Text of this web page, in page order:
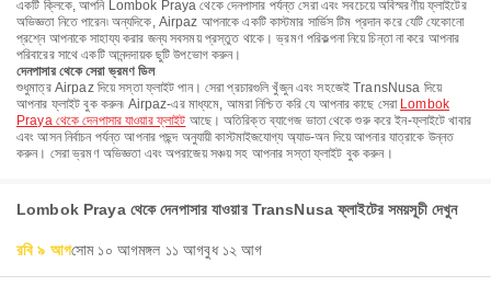
একটি ক্লিকে, আপনি Lombok Praya থেকে দেনপাসার পর্যন্ত সেরা এবং সবচেয়ে অবিস্মরণীয় ফ্লাইটের
অভিজ্ঞতা নিতে পারেন৷ অন্যদিকে, Airpaz আপনাকে একটি কাস্টমার সার্ভিস টিম প্রদান করে যেটি যেকোনো
প্রশ্নে আপনাকে সাহায্য করার জন্য সবসময় প্রস্তুত থাকে। ভ্রমণ পরিকল্পনা নিয়ে চিন্তা না করে আপনার
পরিবারের সাথে একটি আনন্দদায়ক ছুটি উপভোগ করুন।
দেনপাসার থেকে সেরা ভ্রমণ ডিল
শুধুমাত্র Airpaz দিয়ে সস্তা ফ্লাইট পান। সেরা প্রচারগুলি খুঁজুন এবং সহজেই TransNusa দিয়ে
আপনার ফ্লাইট বুক করুন৷ Airpaz-এর মাধ্যমে, আমরা নিশ্চিত করি যে আপনার কাছে সেরা Lombok
Praya থেকে দেনপাসার যাওয়ার ফ্লাইট আছে। অতিরিক্ত ব্যাগেজ ভাতা থেকে শুরু করে ইন-ফ্লাইটে খাবার
এবং আসন নির্বাচন পর্যন্ত আপনার পছন্দ অনুযায়ী কাস্টমাইজযোগ্য অ্যাড-অন দিয়ে আপনার যাত্রাকে উন্নত
করুন। সেরা ভ্রমণ অভিজ্ঞতা এবং অপরাজেয় সঞ্চয় সহ আপনার সস্তা ফ্লাইট বুক করুন।
Lombok Praya থেকে দেনপাসার যাওয়ার TransNusa ফ্লাইটের সময়সূচী দেখুন
রবি ৯ আগসোম ১০ আগমঙ্গল ১১ আগবুধ ১২ আগ